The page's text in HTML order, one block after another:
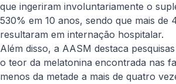
que ingeriram involuntariamente o
530% em 10 anos, sendo que mais de
resultaram em internação hospitalar.
Além disso, a AASM destaca
o teor da melatonina encontrada nas
menos da metade a mais de quatro